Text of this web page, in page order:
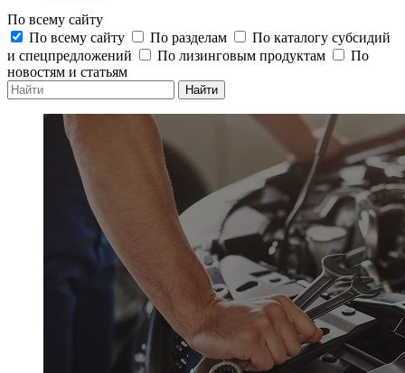
По всему сайту
По всему сайту
По разделам
По каталогу субсидий
и спецпредложений
По лизинговым продуктам
По
новостям и статьям
Найти